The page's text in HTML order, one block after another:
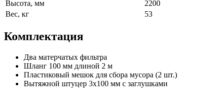
Высота, мм
2200
Вес, кг
53
Комплектация
Два матерчатых фильтра
Шланг 100 мм длиной 2 м
Пластиковый мешок для сбора мусора (2 шт.)
Вытяжной штуцер 3х100 мм с заглушками